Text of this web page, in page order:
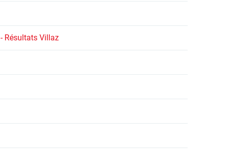
Résultats Villaz